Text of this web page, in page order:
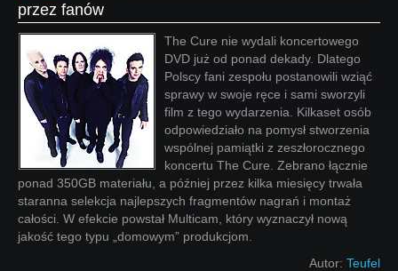
przez fanów
The Cure nie wydali koncertowego
DVD już od ponad dekady. Dlatego
Polscy fani zespołu postanowili wziąć
sprawy w swoje ręce i sami sworzyli
film z tego wydarzenia. Kilkaset osób
odpowiedziało na pomysł stworzenia
wspólnej pamiątki z zeszłorocznego
koncertu The Cure. Zebrano łącznie
ponad 350GB materiału, a później przez kilka miesięcy trwała
staranna selekcja najlepszych fragmentów nagrań i montaż
całości. W efekcie powstał Multicam, który wyznaczył nową
jakość tego typu „domowym” produkcjom.
Autor: Teufel